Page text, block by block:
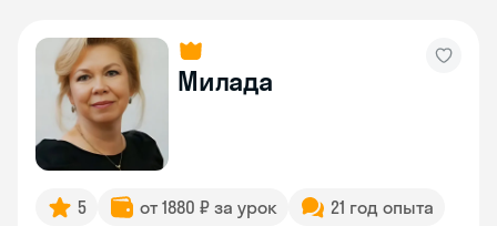
Милада
5 от 1880 ₽ за урок 21 год опыта